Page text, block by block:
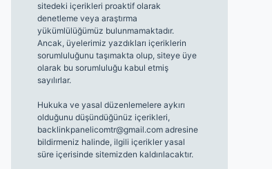
sitedeki içerikleri proaktif olarak
denetleme veya araştırma
yükümlülüğümüz bulunmamaktadır.
Ancak, üyelerimiz yazdıkları içeriklerin
sorumluluğunu taşımakta olup, siteye üye
olarak bu sorumluluğu kabul etmiş
sayılırlar.
Hukuka ve yasal düzenlemelere aykırı
olduğunu düşündüğünüz içerikleri,
backlinkpanelicomtr@gmail.comadresine
bildirmeniz halinde, ilgili içerikler yasal
süre içerisinde sitemizden kaldırılacaktır.